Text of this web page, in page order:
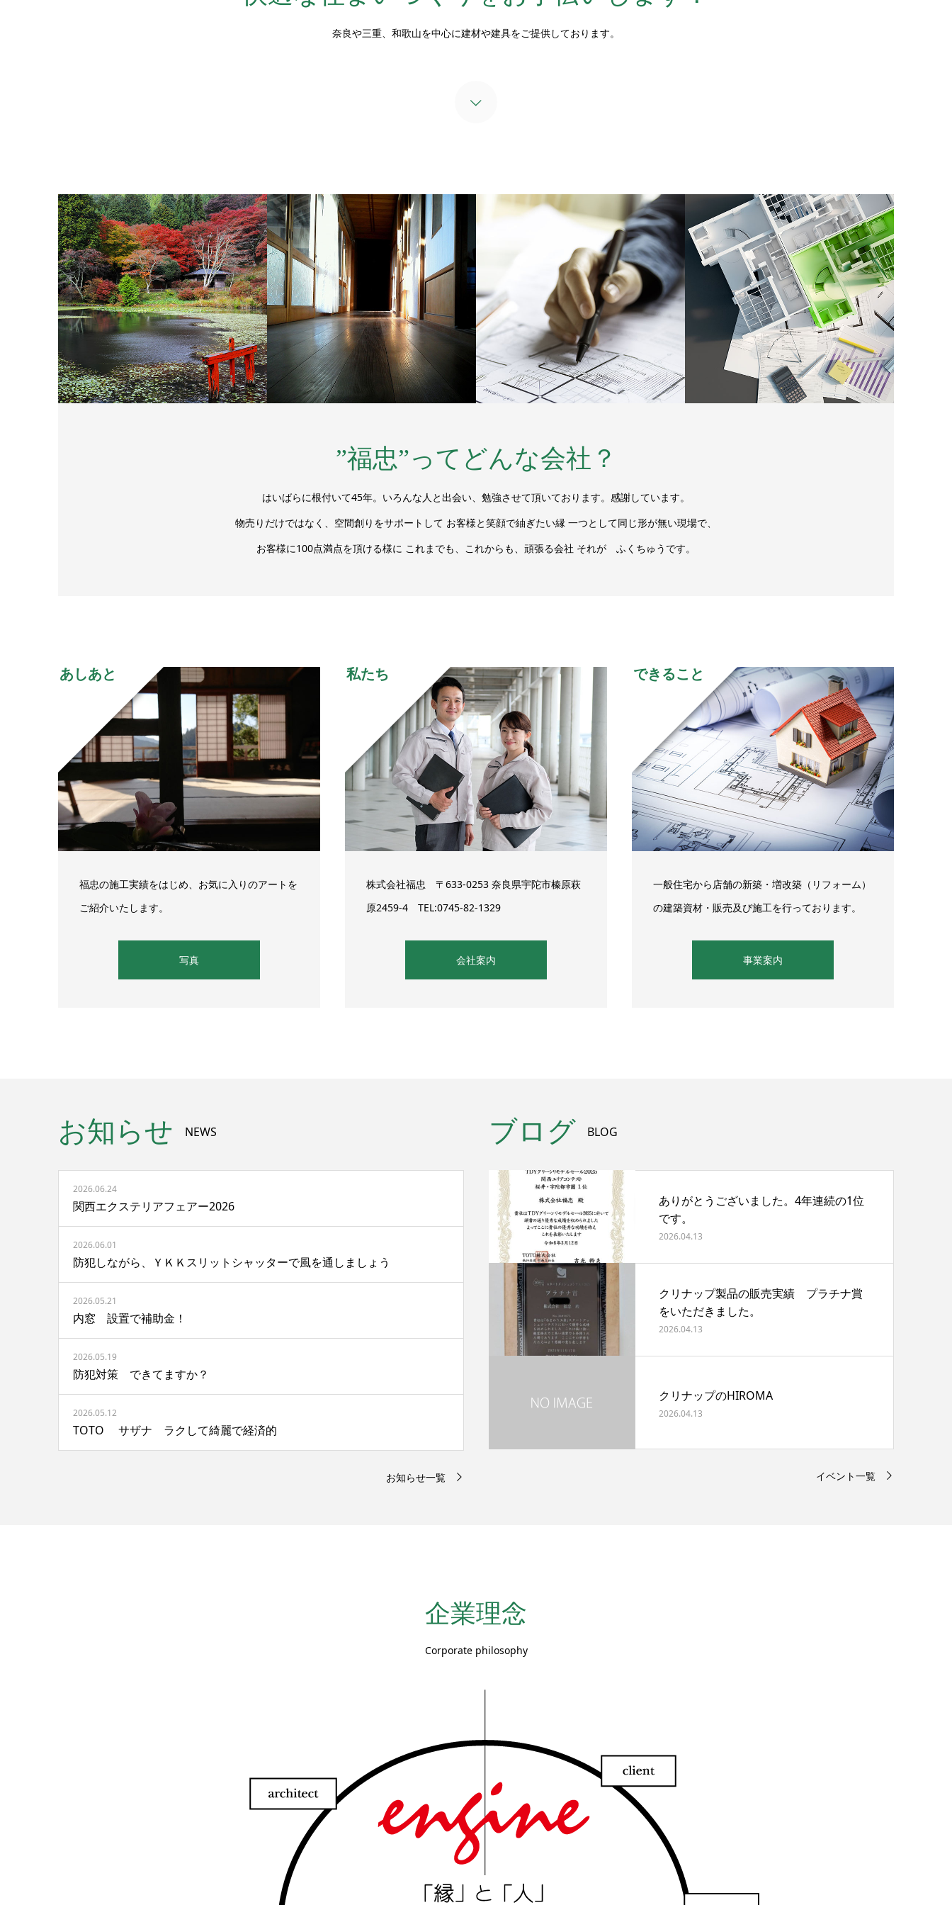
奈良や三重、和歌山を中心に建材や建具をご提供しております。
”福忠”ってどんな会社？
はいばらに根付いて45年。いろんな人と出会い、勉強させて頂いております。感謝しています。
物売りだけではなく、空間創りをサポートして お客様と笑顔で紬ぎたい縁 一つとして同じ形が無い現場で、
お客様に100点満点を頂ける様に これまでも、これからも、頑張る会社 それが ふくちゅうです。
あしあと
福忠の施工実績をはじめ、お気に入りのアートを
ご紹介いたします。
写真
私たち
株式会社福忠 〒633-0253 奈良県宇陀市榛原萩
原2459-4 TEL:0745-82-1329
会社案内
できること
一般住宅から店舗の新築・増改築（リフォーム）
の建築資材・販売及び施工を行っております。
事業案内
お知らせ NEWS
2026.06.24
関西エクステリアフェアー2026
2026.06.01
防犯しながら、ＹＫＫスリットシャッターで風を通しましょう
2026.05.21
内窓 設置で補助金！
2026.05.19
防犯対策 できてますか？
2026.05.12
TOTO サザナ ラクして綺麗で経済的
お知らせ一覧
ブログ BLOG
ありがとうございました。4年連続の1位
です。
2026.04.13
クリナップ製品の販売実績 プラチナ賞
をいただきました。
2026.04.13
クリナップのHIROMA
2026.04.13
イベント一覧
企業理念
Corporate philosophy